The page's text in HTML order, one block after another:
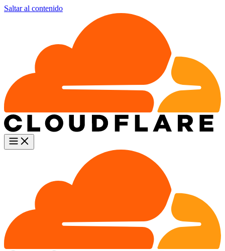
Saltar al contenido